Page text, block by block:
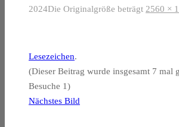
2024Die Originalgröße beträgt 2560 ×
Lesezeichen.
(Dieser Beitrag wurde insgesamt 7 mal
Besuche 1)
Nächstes Bild